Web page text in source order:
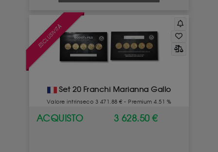
ESCLUSIVITÀ
Set 20 Franchi Marianna Gallo
Valore intrinseco 3 471.88 € - Premium 4.51 %
ACQUISTO 3 628.50 €